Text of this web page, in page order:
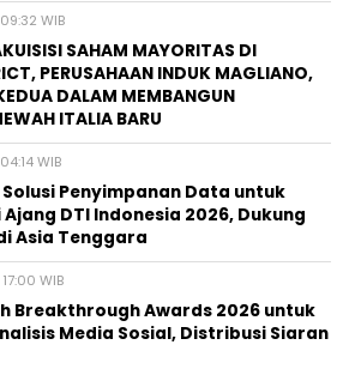
WIB
SAHAM MAYORITAS DI
PERUSAHAAN INDUK MAGLIANO,
DALAM MEMBANGUN
ITALIA BARU
WIB
Solusi Penyimpanan Data untuk
DTI Indonesia 2026, Dukung
Asia Tenggara
WIB
Breakthrough Awards 2026 untuk
Media Sosial, Distribusi Siaran